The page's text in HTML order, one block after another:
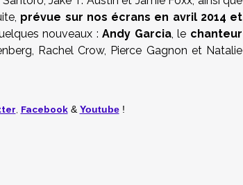
prévue sur nos écrans en avril 2014 et
nouveaux :Andy Garcia, le chanteur
Rachel Crow, Pierce Gagnon et Natalie
Facebook& Youtube!